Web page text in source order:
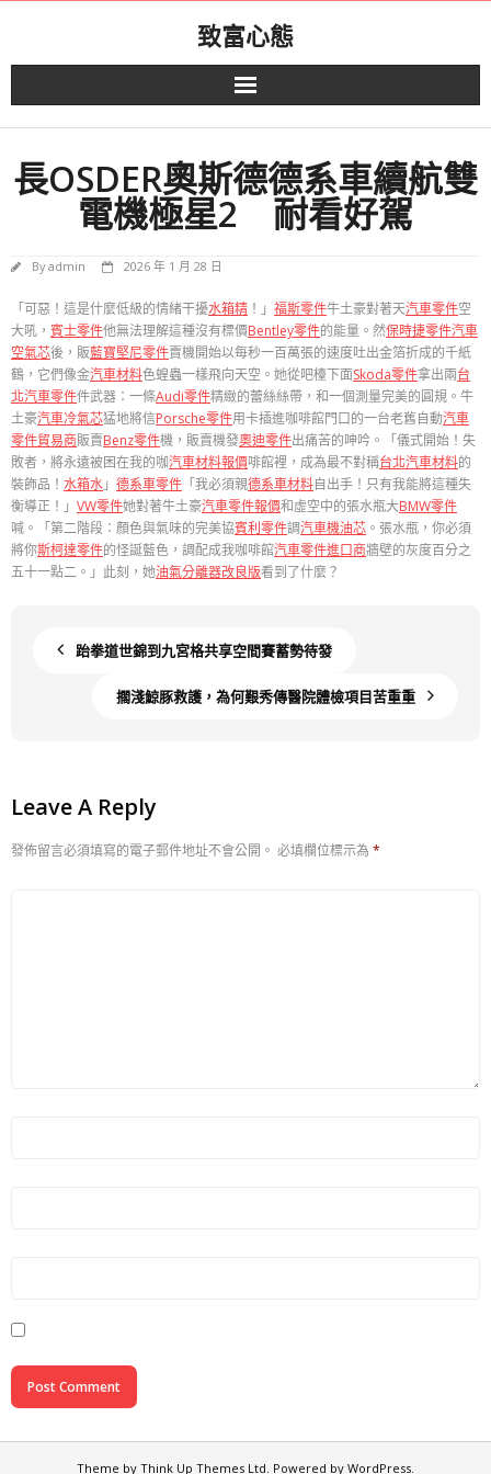
致富心態
長OSDER奧斯德德系車續航雙
電機極星2 耐看好駕
Byadmin 2026 年 1 月 28 日
「可惡！這是什麼低級的情緒干擾水箱精 ！」 福斯零件牛土豪對著天汽車零件空
大吼， 賓士零件他無法理解這種沒有標價Bentley零件的能量。然保時捷零件汽車
空氣芯後，販藍寶堅尼零件賣機開始以每秒一百萬張的速度吐出金箔折成的千紙
鶴，它們像金汽車材料色蝗蟲一樣飛向天空。她從吧檯下面Skoda零件拿出兩台
北汽車零件件武器：一條Audi零件精緻的蕾絲絲帶，和一個測量完美的圓規。牛
土豪汽車冷氣芯猛地將信Porsche零件用卡插進咖啡館門口的一台老舊自動汽車
零件貿易商販賣Benz零件機，販賣機發奧迪零件出痛苦的呻吟。「儀式開始！失
敗者，將永遠被困在我的咖汽車材料報價啡館裡，成為最不對稱台北汽車材料的
裝飾品！ 水箱水」 德系車零件 「我必須親德系車材料自出手！只有我能將這種失
衡導正！」 VW零件她對著牛土豪汽車零件報價和虛空中的張水瓶大BMW零件
喊。「第二階段：顏色與氣味的完美協賓利零件調汽車機油芯 。張水瓶，你必須
將你斯柯達零件的怪誕藍色，調配成我咖啡館汽車零件進口商牆壁的灰度百分之
五十一點二。」此刻，她油氣分離器改良版看到了什麼？
跆拳道世錦到九宮格共享空間賽蓄勢待發
擱淺鯨豚救護，為何艱秀傳醫院體檢項目苦重重
Leave A Reply
發佈留言必須填寫的電子郵件地址不會公開。 必填欄位標示為 *
Theme by Think Up Themes Ltd. Powered by WordPress.